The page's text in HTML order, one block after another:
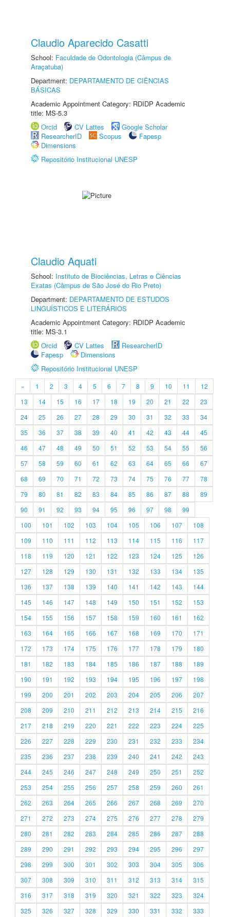
Claudio Aparecido Casatti
School: Faculdade de Odontologia (Câmpus de
Araçatuba)
Department: DEPARTAMENTO DE CIÊNCIAS
BÁSICAS
Academic Appointment Category: RDIDP Academic
title: MS-5.3
Orcid
CV Lattes
Google Scholar
ResearcherID
Scopus
Fapesp
Dimensions
Repositório Institucional UNESP
Claudio Aquati
School: Instituto de Biociências, Letras e Ciências
Exatas (Câmpus de São José do Rio Preto)
Department: DEPARTAMENTO DE ESTUDOS
LINGUÍSTICOS E LITERÁRIOS
Academic Appointment Category: RDIDP Academic
title: MS-3.1
Orcid
CV Lattes
ResearcherID
Fapesp
Dimensions
Repositório Institucional UNESP
« 1 2 3 4 5 6 7 8 9 10 11
12
13
14 15 16 17 18 19 20 21 22
23
24
25 26 27 28 29 30 31 32 33
34
35
36 37 38 39 40 41 42 43 44
45
46
47 48 49 50 51 52 53 54 55
56
57
58 59 60 61 62 63 64 65 66
67
68
69 70 71 72 73 74 75 76 77
78
79
80 81 82 83 84 85 86 87 88
89
90
91 92 93 94 95 96 97 98
99
100
101 102 103 104 105 106 107
108
109
110 111 112 113 114 115 116
117
118
119 120 121 122 123 124 125
126
127
128 129 130 131 132 133 134
135
136
137 138 139 140 141 142 143
144
145
146 147 148 149 150 151 152
153
154
155 156 157 158 159 160 161
162
163
164 165 166 167 168 169 170
171
172
173 174 175 176 177 178 179
180
181
182 183 184 185 186 187 188
189
190
191 192 193 194 195 196 197
198
199
200 201 202 203 204 205 206
207
208
209 210 211 212 213 214 215
216
217
218 219 220 221 222 223 224
225
226
227 228 229 230 231 232 233
234
235
236 237 238 239 240 241 242
243
244
245 246 247 248 249 250 251
252
253
254 255 256 257 258 259 260
261
262
263 264 265 266 267 268 269
270
271
272 273 274 275 276 277 278
279
280
281 282 283 284 285 286 287
288
289
290 291 292 293 294 295 296
297
298
299 300 301 302 303 304 305
306
307
308 309 310 311 312 313 314
315
316
317 318 319 320 321 322 323
324
325
326 327 328 329 330 331 332 333